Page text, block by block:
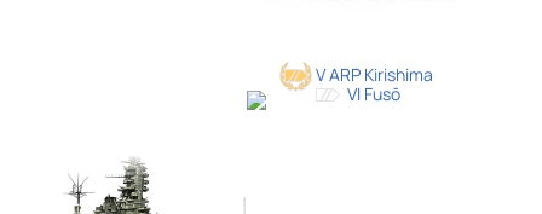
V ARP Kirishima
VI Fusō